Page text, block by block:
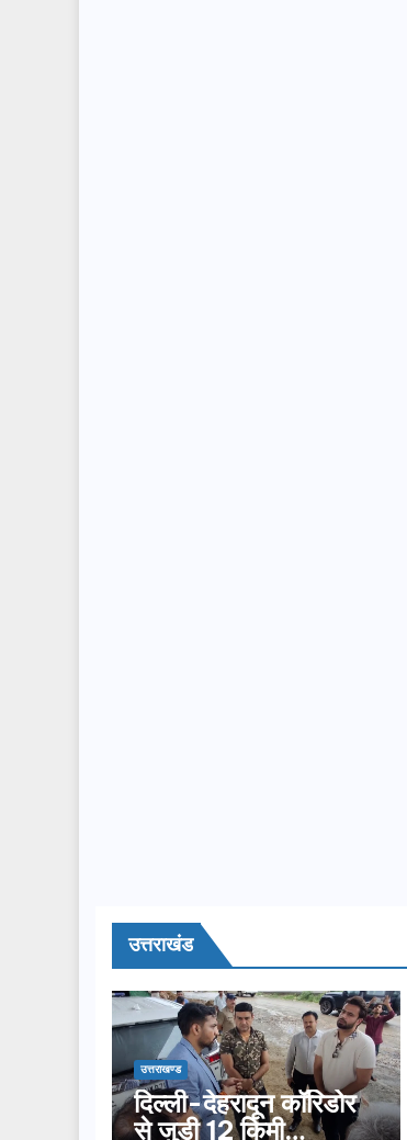
उत्तराखंड
उत्तराखण्ड
दिल्ली-देहरादून कॉरिडोर
से जुड़ी 12 किमी